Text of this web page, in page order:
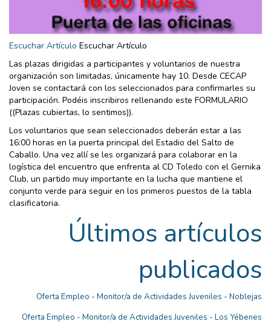
Escuchar Artículo Escuchar Artículo
Las plazas dirigidas a participantes y voluntarios de nuestra
organización son limitadas, únicamente hay 10. Desde CECAP
Joven se contactará con los seleccionados para confirmarles su
participación. Podéis inscribiros rellenando este FORMULARIO
((Plazas cubiertas, lo sentimos)).
Los voluntarios que sean seleccionados deberán estar a las
16:00 horas en la puerta principal del Estadio del Salto de
Caballo. Una vez allí se les organizará para colaborar en la
logística del encuentro que enfrenta al CD Toledo con el Gernika
Club, un partido muy importante en la lucha que mantiene el
conjunto verde para seguir en los primeros puestos de la tabla
clasificatoria.
Últimos artículos
publicados
Oferta Empleo - Monitor/a de Actividades Juveniles - Noblejas
Oferta Empleo - Monitor/a de Actividades Juveniles - Los Yébenes